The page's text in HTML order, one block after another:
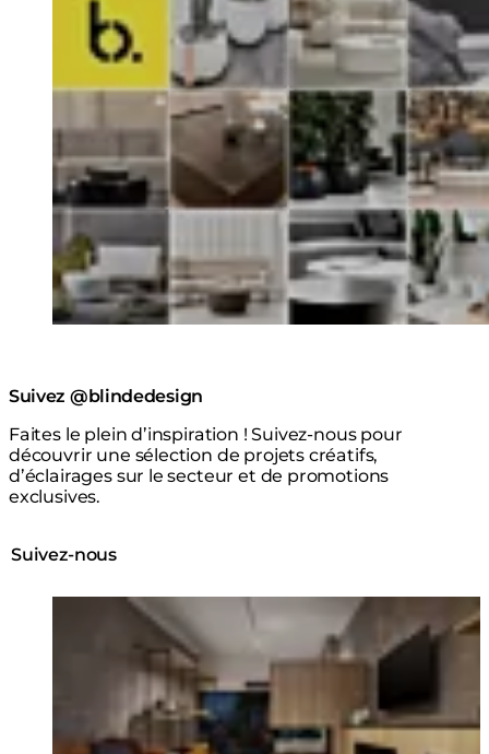
Suivez @blindedesign
Faites le plein d’inspiration ! Suivez-nous pour
découvrir une sélection de projets créatifs,
d’éclairages sur le secteur et de promotions
exclusives.
Suivez-nous
Loading image...